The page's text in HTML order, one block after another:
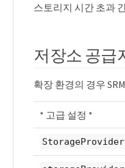
스토리지 시간 초과
저장소 공급
확장 환경의 경우
* 고급 설정 *